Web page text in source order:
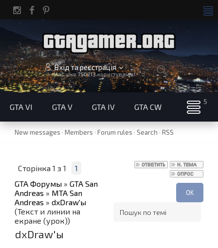
Вхід та реєстрація
Нас уже750213користувачів!
GTA VI GTA V GTA IV GTA CW
New messages · Members · Forum rules · Search · RSS
Сторінка 1 з 1
1
GTA Форумы » GTA San
Andreas » MTA San
Andreas » dxDraw'ы
(Текст и линии на
екране (урок))
dxDraw'ы